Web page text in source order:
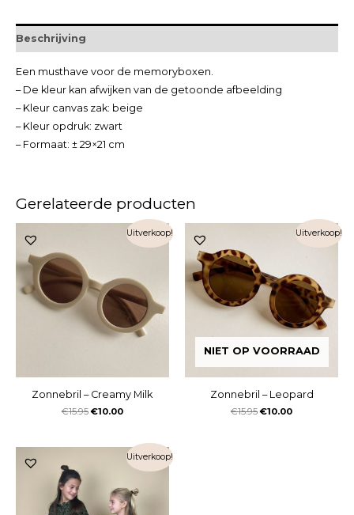
Beschrijving
Een musthave voor de memoryboxen.
– De kleur kan afwijken van de getoonde afbeelding
– Kleur canvas zak: beige
– Kleur opdruk: zwart
– Formaat: ± 29×21 cm
Gerelateerde producten
Uitverkoop!
Zonnebril – Creamy Milk
€15.95 €10.00
Uitverkoop!
NIET OP VOORRAAD
Zonnebril – Leopard
€15.95 €10.00
Uitverkoop!